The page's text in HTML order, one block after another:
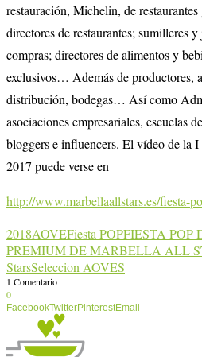
restauración, Michelin, de
directores de restaurantes; sumilleres
compras; directores de alimentos y
exclusivos… Además de productores,
distribución, bodegas… Así como
asociaciones empresariales, escuelas
bloggers e influencers. El vídeo de la
2017 puede verse en
http://www.marbellaallstars.es/fiesta-
2018AOVEFiesta POPFIESTA POP
PREMIUM DE MARBELLA ALL
StarsSeleccion AOVES
1 Comentario
0
FacebookTwitterPinterestEmail